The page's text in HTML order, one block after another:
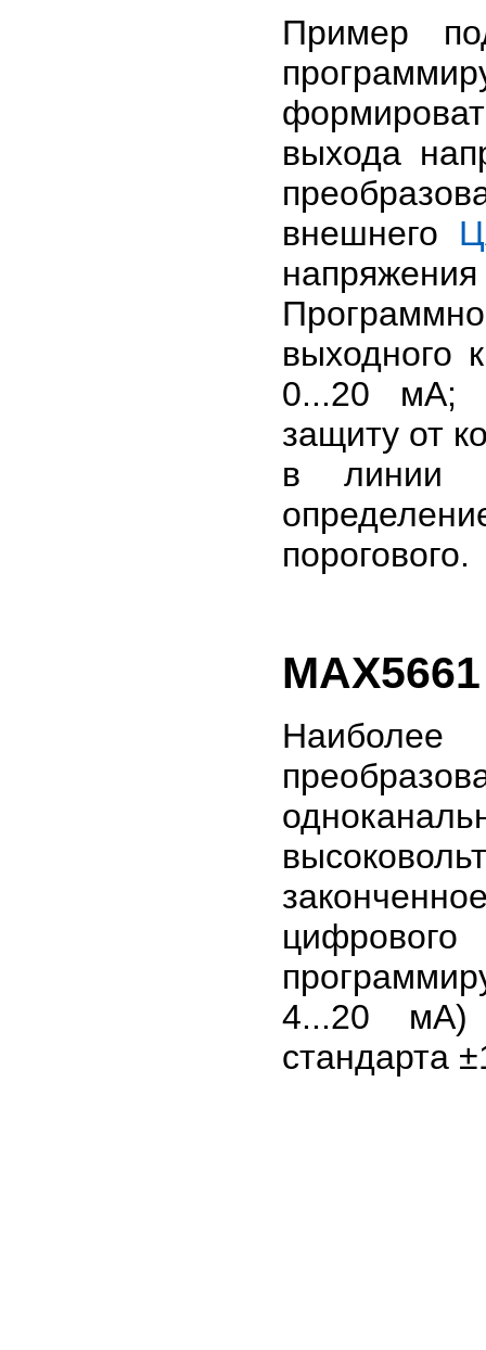
Пример
выхода
внешнего
выходного
0...20 мА;
защиту от
в линии
порогового.
4...20 мА)
стандарта